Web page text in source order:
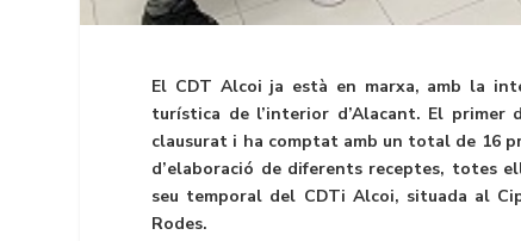
El CDT Alcoi ja està en marxa, amb la
turística de l’interior d’Alacant. El primer
clausurat i ha comptat amb un total de 16
d’elaboració de diferents receptes, totes
seu temporal del CDTi Alcoi, situada al
Rodes.